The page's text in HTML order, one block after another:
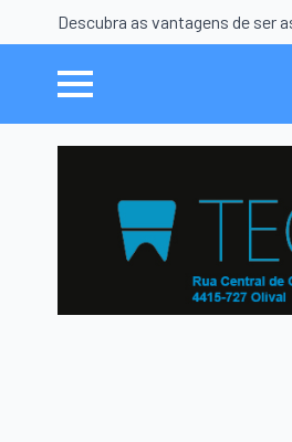
Descubra as vantagens de ser